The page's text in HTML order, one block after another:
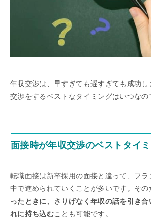
年収交渉は、早すぎても遅すぎても成功し
交渉をするベストなタイミングはいつなの
面接時が年収交渉のベストタイ
転職面接は新卒採用の面接と違って、フ
中で進められていくことが多いです。その
ったときに、さりげなく年収の話を引き
れに持ち込むことも可能です。